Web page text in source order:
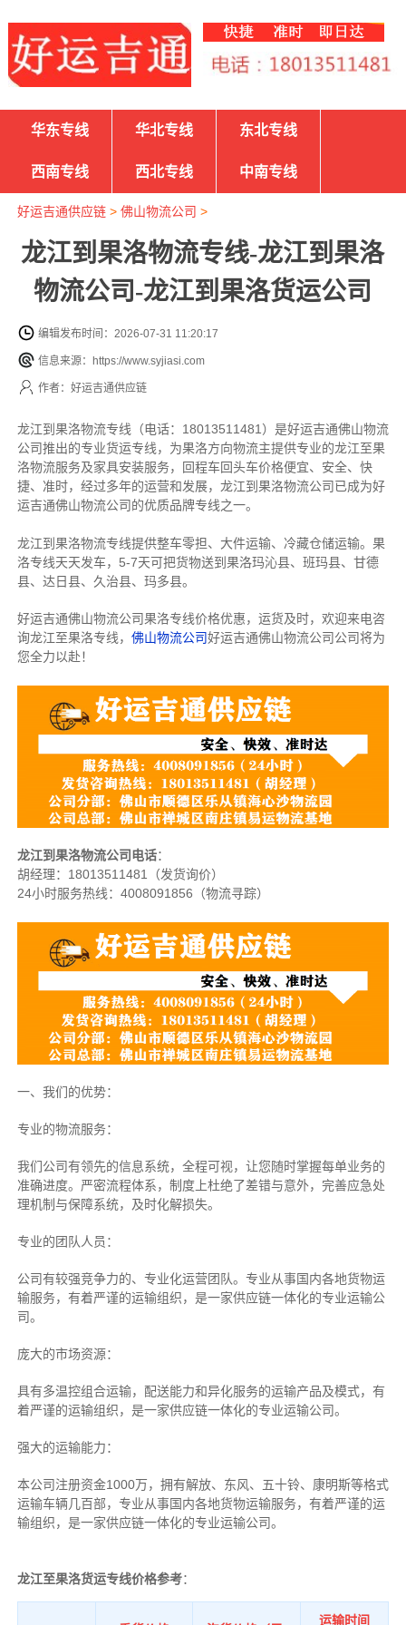
华东专线 华北专线 东北专线
西南专线 西北专线 中南专线
好运吉通供应链> 佛山物流公司 >
龙江到果洛物流专线-龙江到果洛
物流公司-龙江到果洛货运公司
编辑发布时间：2026-07-31 11:20:17
信息来源：https://www.syjiasi.com
作者：好运吉通供应链
龙江到果洛物流专线（电话：18013511481）是好运吉通佛山物流
公司推出的专业货运专线，为果洛方向物流主提供专业的龙江至果
洛物流服务及家具安装服务，回程车回头车价格便宜、安全、快
捷、准时，经过多年的运营和发展，龙江到果洛物流公司已成为好
运吉通佛山物流公司的优质品牌专线之一。
龙江到果洛物流专线提供整车零担、大件运输、冷藏仓储运输。果
洛专线天天发车，5-7天可把货物送到果洛玛沁县、班玛县、甘德
县、达日县、久治县、玛多县。
好运吉通佛山物流公司果洛专线价格优惠，运货及时，欢迎来电咨
询龙江至果洛专线， 佛山物流公司好运吉通佛山物流公司公司将为
您全力以赴！
龙江到果洛物流公司电话：
胡经理： 18013511481（发货询价）
24小时服务热线：4008091856（物流寻踪）
一、我们的优势：
专业的物流服务：
我们公司有领先的信息系统，全程可视，让您随时掌握每单业务的
准确进度。严密流程体系，制度上杜绝了差错与意外，完善应急处
理机制与保障系统，及时化解损失。
专业的团队人员：
公司有较强竞争力的、专业化运营团队。专业从事国内各地货物运
输服务，有着严谨的运输组织，是一家供应链一体化的专业运输公
司。
庞大的市场资源：
具有多温控组合运输，配送能力和异化服务的运输产品及模式，有
着严谨的运输组织，是一家供应链一体化的专业运输公司。
强大的运输能力：
本公司注册资金1000万，拥有解放、东风、五十铃、康明斯等格式
运输车辆几百部，专业从事国内各地货物运输服务，有着严谨的运
输组织，是一家供应链一体化的专业运输公司。
龙江至果洛货运专线价格参考：
运输时间